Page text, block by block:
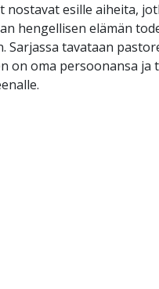
nostavat esille aiheita,
hengellisen elämän
Sarjassa tavataan
on oma persoonansa ja